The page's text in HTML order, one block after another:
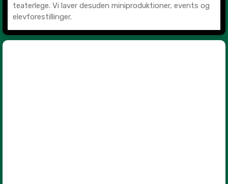
teaterlege. Vi laver desuden miniproduktioner, events og
elevforestillinger.